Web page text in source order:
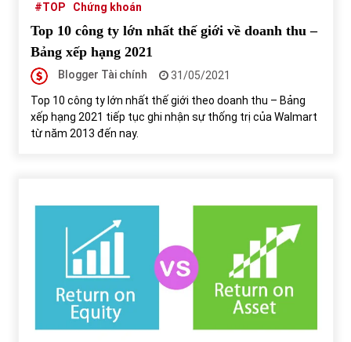
#TOP Chứng khoán
Top 10 công ty lớn nhất thế giới về doanh thu –
Bảng xếp hạng 2021
Blogger Tài chính
31/05/2021
Top 10 công ty lớn nhất thế giới theo doanh thu – Bảng
xếp hạng 2021 tiếp tục ghi nhận sự thống trị của Walmart
từ năm 2013 đến nay.